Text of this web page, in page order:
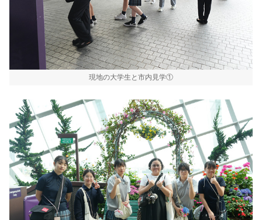
現地の大学生と市内見学①